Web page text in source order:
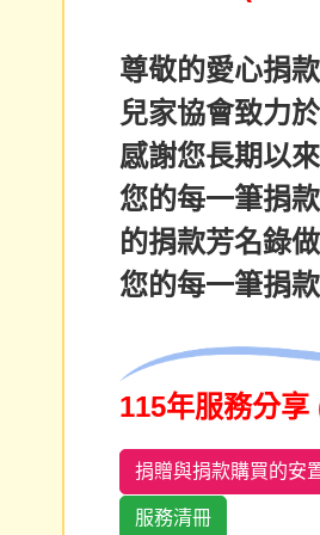
尊敬的愛心捐款
兒家協會致力
感謝您長期以
您的每一筆捐
的捐款芳名錄
您的每一筆捐
115年服務分
捐贈與捐款購買的安
服務清冊